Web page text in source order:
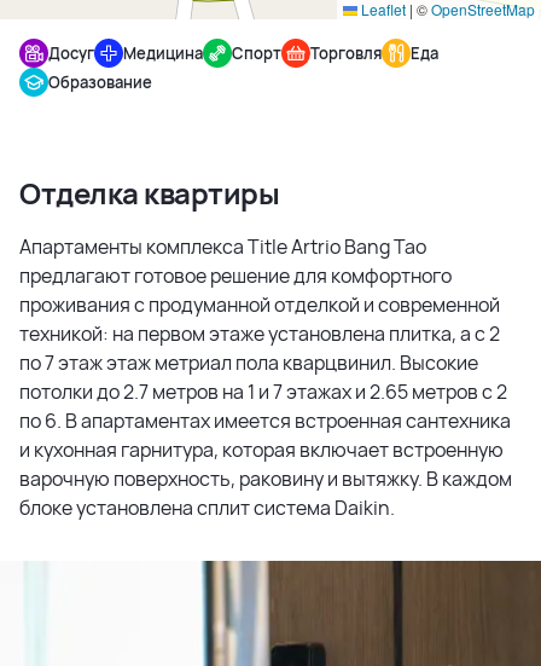
Leaflet | ©OpenStreetMap
Досуг Медицина Спорт Торговля
Еда
Образование
Отделка квартиры
Апартаменты комплекса Title Artrio Bang Tao
предлагают готовое решение для комфортного
проживания с продуманной отделкой и современной
техникой: на первом этаже установлена плитка, а с 2
по 7 этаж этаж метриал пола кварцвинил. Высокие
потолки до 2.7 метров на 1 и 7 этажах и 2.65 метров с 2
по 6. В апартаментах имеется встроенная сантехника
и кухонная гарнитура, которая включает встроенную
варочную поверхность, раковину и вытяжку. В каждом
блоке установлена сплит система Daikin.